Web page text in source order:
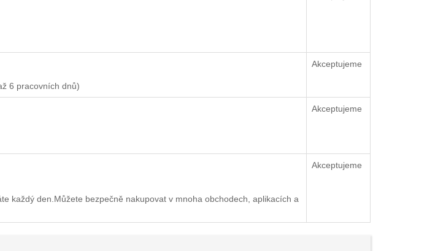
6 pracovních dnů)
Akceptujeme
Akceptujeme
každý den.Můžete bezpečně nakupovat v mnoha obchodech, aplikacích a
Akceptujeme